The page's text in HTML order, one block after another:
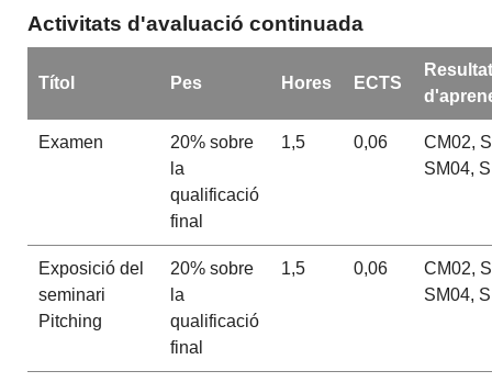
Activitats d'avaluació continuada
Títol Pes Hores ECTS
Examen
20% sobre
la
qualificació
final
1,5 0,06
CM02,
SM04,
Exposició del
seminari
Pitching
20% sobre
la
qualificació
final
1,5 0,06
CM02,
SM04,